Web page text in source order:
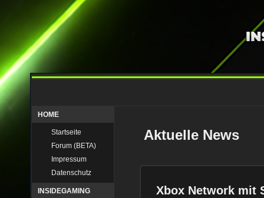
HOME
Startseite
Forum (BETA)
Impressum
Datenschutz
INSIDEGAMING
Aktuelle News
Xbox Network mit